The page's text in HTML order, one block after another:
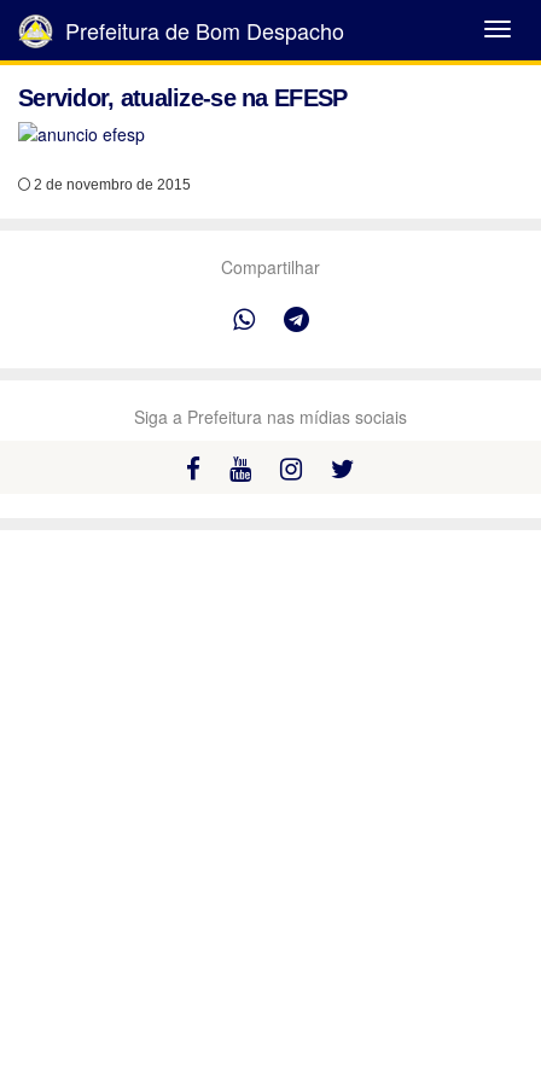
Abrir
Menu
Prefeitura de Bom Despacho
Servidor, atualize-se na EFESP
2 de novembro de 2015
Compartilhar
Siga a Prefeitura nas mídias sociais